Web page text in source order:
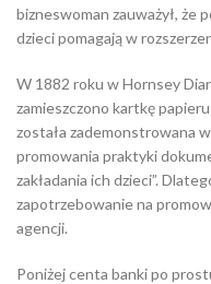
bizneswoman zauważył, że
dzieci pomagają w
W 1882 roku w Hornsey
zamieszczono kartkę
została zademonstrowana
promowania praktyki
zakładania ich dzieci”.
zapotrzebowanie na
agencji.
Poniżej centa banki po